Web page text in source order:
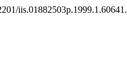
iis.01882503p.1999.1.60641.